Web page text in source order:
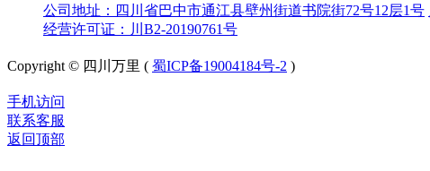
公司地址：四川省巴中市通江县壁州街道书院街72号12层1号
经营许可证：川B2-20190761号
Copyright © 四川万里 ( 蜀ICP备19004184号-2 )
手机访问
联系客服
返回顶部